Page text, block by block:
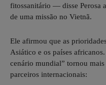
fitossanitário — disse Perosa
de uma missão no Vietnã.
Ele afirmou que as
Asiático e os países
cenário mundial” tornou mais
parceiros internacionais: